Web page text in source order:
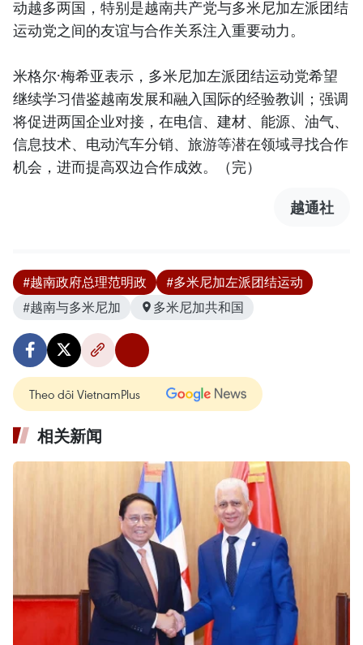
动越多两国，特别是越南共产党与多米尼加左派团结
运动党之间的友谊与合作关系注入重要动力。
米格尔·梅希亚表示，多米尼加左派团结运动党希望
继续学习借鉴越南发展和融入国际的经验教训；强调
将促进两国企业对接，在电信、建材、能源、油气、
信息技术、电动汽车分销、旅游等潜在领域寻找合作
机会，进而提高双边合作成效。（完）
越通社
#越南政府总理范明政
#多米尼加左派团结运动
#越南与多米尼加
多米尼加共和国
Theo dõi VietnamPlus
相关新闻